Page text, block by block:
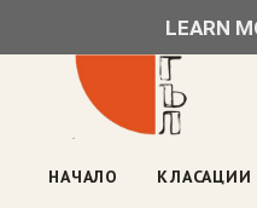
НАЧАЛО КЛАСАЦИИ
LEARN